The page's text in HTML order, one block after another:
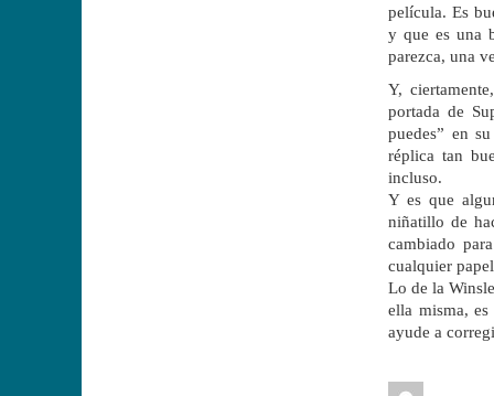
película. Es
y que es una
parezca, una
Y,
portada de
puedes” en
réplica tan
incluso.
Y es que
niñatillo de
cambiado
cualquier
Lo de la
ella misma,
ayude a